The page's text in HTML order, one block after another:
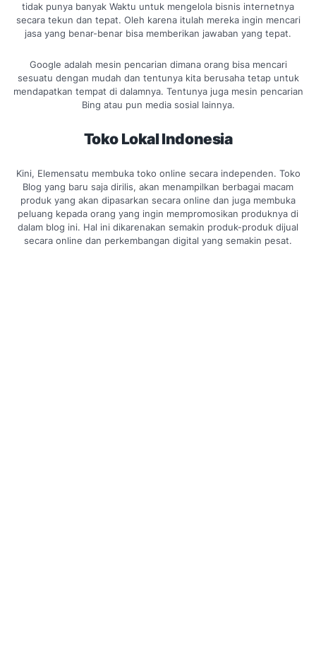
tidak punya banyak Waktu untuk mengelola bisnis internetnya
secara tekun dan tepat. Oleh karena itulah mereka ingin mencari
jasa yang benar-benar bisa memberikan jawaban yang tepat.
Google adalah mesin pencarian dimana orang bisa mencari
sesuatu dengan mudah dan tentunya kita berusaha tetap untuk
mendapatkan tempat di dalamnya. Tentunya juga mesin pencarian
Bing atau pun media sosial lainnya.
Toko Lokal Indonesia
Kini, Elemensatu membuka toko online secara independen. Toko
Blog yang baru saja dirilis, akan menampilkan berbagai macam
produk yang akan dipasarkan secara online dan juga membuka
peluang kepada orang yang ingin mempromosikan produknya di
dalam blog ini. Hal ini dikarenakan semakin produk-produk dijual
secara online dan perkembangan digital yang semakin pesat.